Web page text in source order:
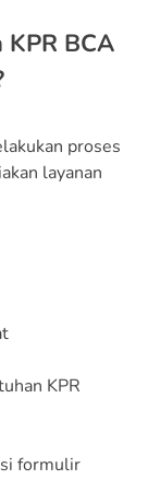
BCA
proses
layanan
KPR
formulir